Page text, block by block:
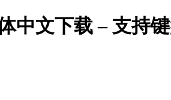
中文下载 – 支持